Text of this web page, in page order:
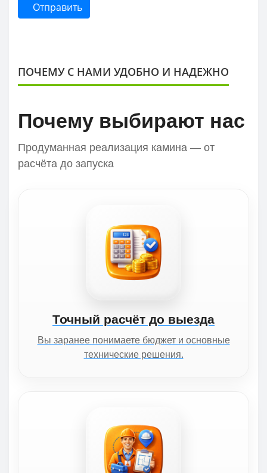
Отправить
ПОЧЕМУ С НАМИ УДОБНО И НАДЕЖНО
Почему выбирают нас
Продуманная реализация камина — от
расчёта до запуска
Точный расчёт до выезда
Вы заранее понимаете бюджет и основные
технические решения.